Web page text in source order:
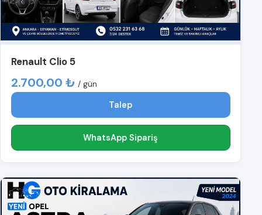
Renault Clio 5
2.700,00 ₺ / gün
Talep
WhatsApp Sipariş